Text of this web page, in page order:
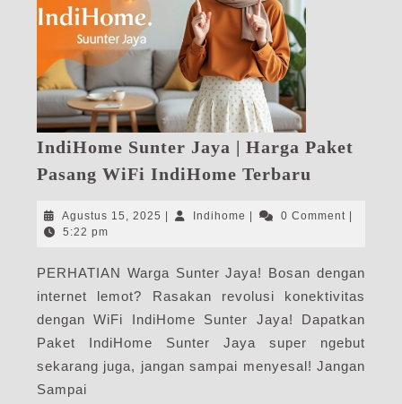
IndiHome Sunter Jaya | Harga Paket
Pasang WiFi IndiHome Terbaru
Jaya
Paket
Pasang
WiFi
IndiHome
Terbaru
Agustus 15, 2025 Agustus
| Indihome Indihome
| 0 Comment |
5:22 pm
PERHATIAN Warga Sunter Jaya! Bosan dengan
internet lemot? Rasakan revolusi konektivitas
dengan WiFi IndiHome Sunter Jaya! Dapatkan
Paket IndiHome Sunter Jaya super ngebut
sekarang juga, jangan sampai menyesal! Jangan
Sampai